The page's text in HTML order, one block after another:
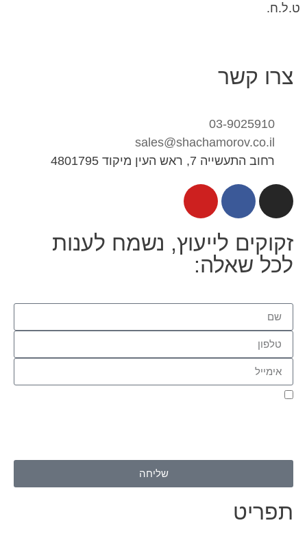
ט.ל.ח.
צרו קשר
03-9025910
sales@shachamorov.co.il
רחוב התעשייה 7, ראש העין מיקוד 4801795
זקוקים לייעוץ, נשמח לענות
לכל שאלה:
שליחה
תפריט